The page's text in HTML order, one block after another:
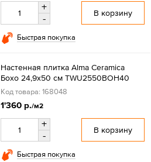
+
-
В корзину
Быстрая покупка
Настенная плитка Alma Ceramica
Бохо 24,9x50 см TWU2550BOH40
Код товара: 168048
1'360 р./м2
+
-
В корзину
Быстрая покупка